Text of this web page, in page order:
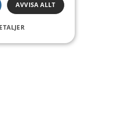
AVVISA ALLT